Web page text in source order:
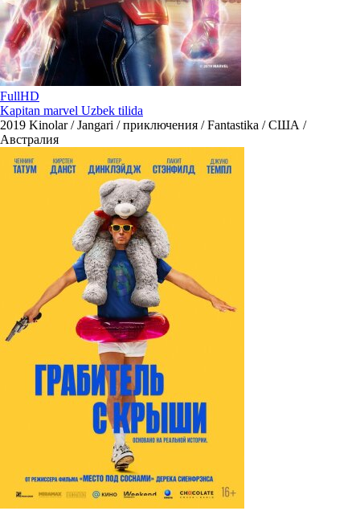
FullHD
Kapitan marvel Uzbek tilida
2019 Kinolar / Jangari / приключения / Fantastika / США /
Австралия